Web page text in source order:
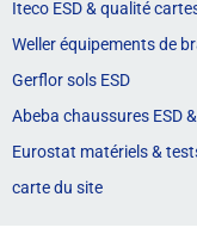
Iteco ESD & qualité
Weller équipements de
Gerflor sols ESD
Abeba chaussures ESD
Eurostat matériels &
carte du site